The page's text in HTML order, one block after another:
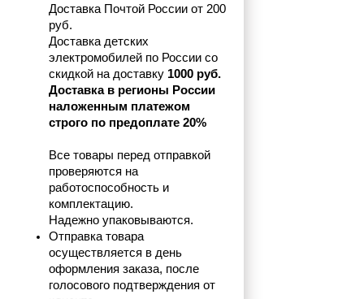
Доставка Почтой России от 200
руб.
Доставка детских
электромобилей по России со
скидкой на доставку 1000 руб.
Доставка в регионы России
наложенным платежом
строго по предоплате 20%
Все товары перед отправкой
проверяются на
работоспособность и
комплектацию.
Надежно упаковываются.
Отправка товара
осуществляется в день
оформления заказа, после
голосового подтверждения от